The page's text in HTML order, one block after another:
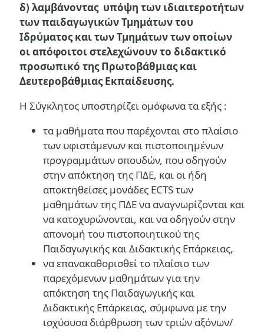
δ) λαμβάνοντας υπόψη των ιδιαιτεροτήτων
των παιδαγωγικών Τμημάτων του
Ιδρύματος και των Τμημάτων των οποίων
οι απόφοιτοι στελεχώνουν το διδακτικό
προσωπικό της Πρωτοβάθμιας και
Δευτεροβάθμιας Εκπαίδευσης.
Η Σύγκλητος υποστηρίζει ομόφωνα τα εξής :
τα μαθήματα που παρέχονται στο πλαίσιο
των υφιστάμενων και πιστοποιημένων
προγραμμάτων σπουδών, που οδηγούν
στην απόκτηση της ΠΔΕ, και οι ήδη
αποκτηθείσες μονάδες ECTS των
μαθημάτων της ΠΔΕ να αναγνωρίζονται και
να κατοχυρώνονται, και να οδηγούν στην
απονομή του πιστοποιητικού της
Παιδαγωγικής και Διδακτικής Επάρκειας,
να επανακαθορισθεί το πλαίσιο των
παρεχόμενων μαθημάτων για την
απόκτηση της Παιδαγωγικής και
Διδακτικής Επάρκειας, σύμφωνα με την
ισχύουσα διάρθρωση των τριών αξόνων/